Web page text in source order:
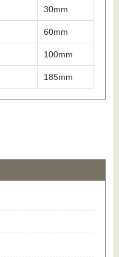
30mm
60mm
100mm
185mm